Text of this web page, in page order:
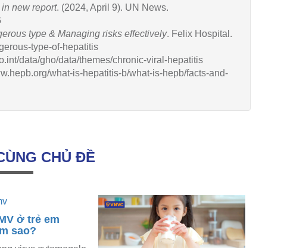
new report. (2024, April 9). UN News.
type & Managing risks effectively. Felix Hospital.
type-of-hepatitis
data/gho/data/themes/chronic-viral-hepatitis
what-is-hepatitis-b/what-is-hepb/facts-and-
CHỦ ĐỀ
ở trẻ em
sao?